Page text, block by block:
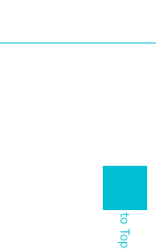
Back to Top